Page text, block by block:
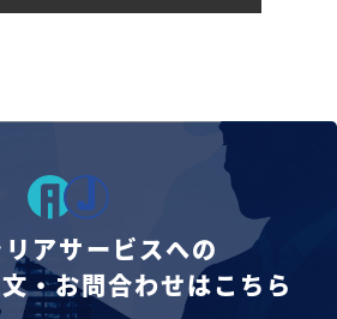
アサービスへの
・お問合わせはこちら